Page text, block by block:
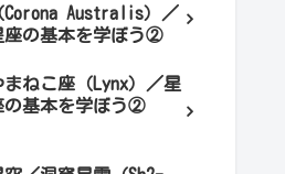
Corona Australis）／
座の基本を学ぼう②
まねこ座（Lynx）／星
の基本を学ぼう②